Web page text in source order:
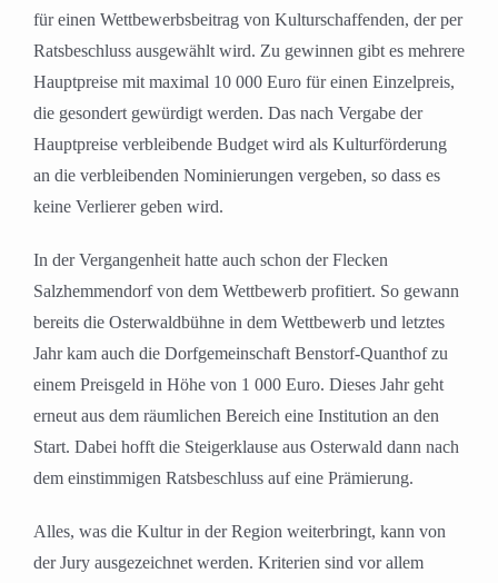
für einen Wettbewerbsbeitrag von Kulturschaffenden, der per
Ratsbeschluss ausgewählt wird. Zu gewinnen gibt es mehrere
Hauptpreise mit maximal 10 000 Euro für einen Einzelpreis,
die gesondert gewürdigt werden. Das nach Vergabe der
Hauptpreise verbleibende Budget wird als Kulturförderung
an die verbleibenden Nominierungen vergeben, so dass es
keine Verlierer geben wird.
In der Vergangenheit hatte auch schon der Flecken
Salzhemmendorf von dem Wettbewerb profitiert. So gewann
bereits die Osterwaldbühne in dem Wettbewerb und letztes
Jahr kam auch die Dorfgemeinschaft Benstorf-Quanthof zu
einem Preisgeld in Höhe von 1 000 Euro. Dieses Jahr geht
erneut aus dem räumlichen Bereich eine Institution an den
Start. Dabei hofft die Steigerklause aus Osterwald dann nach
dem einstimmigen Ratsbeschluss auf eine Prämierung.
Alles, was die Kultur in der Region weiterbringt, kann von
der Jury ausgezeichnet werden. Kriterien sind vor allem